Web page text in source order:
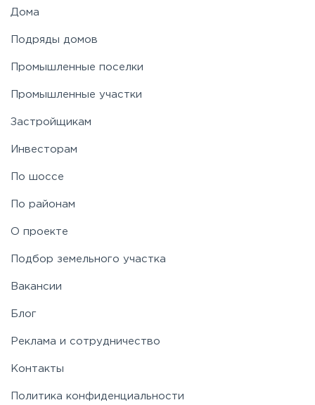
Дома
Подряды домов
Промышленные поселки
Промышленные участки
Застройщикам
Инвесторам
По шоссе
По районам
О проекте
Подбор земельного участка
Вакансии
Блог
Реклама и сотрудничество
Контакты
Политика конфиденциальности